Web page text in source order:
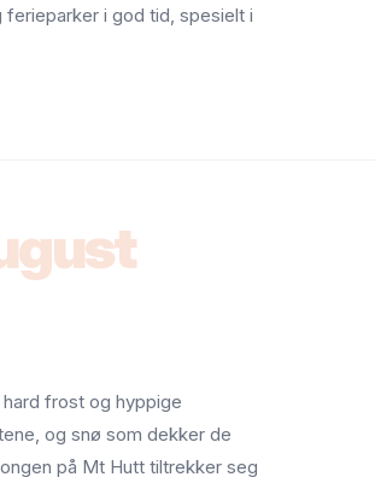
i god tid, spesielt i
frost og hyppige
og snø som dekker de
på Mt Hutt tiltrekker seg